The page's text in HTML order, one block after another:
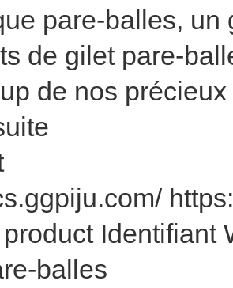
pare-balles,
de gilet pare-
de nos
Identifiant
balles